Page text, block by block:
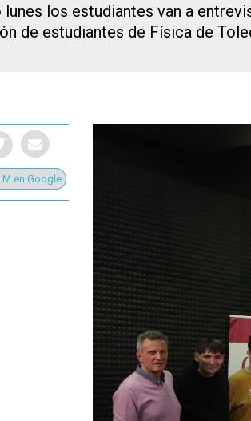
Intro para buscar o ESC para cerrar
los estudiantes van a
de estudiantes de Física de
en Google